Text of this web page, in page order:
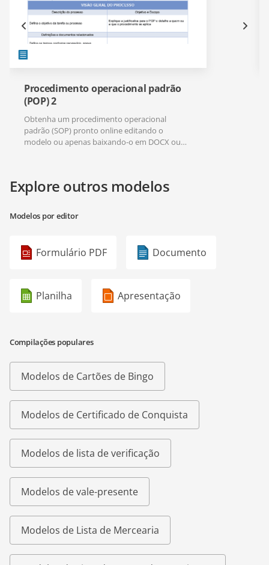
Procedimento operacional padrão
(POP) 2
Obtenha um procedimento operacional
padrão (SOP) pronto online editando o
modelo ou apenas baixando-o em DOCX ou
Explore outros modelos
Modelos por editor
Formulário PDF Documento
Planilha Apresentação
Compilações populares
Modelos de Cartões de Bingo
Modelos de Certificado de Conquista
Modelos de lista de verificação
Modelos de vale-presente
Modelos de Lista de Mercearia